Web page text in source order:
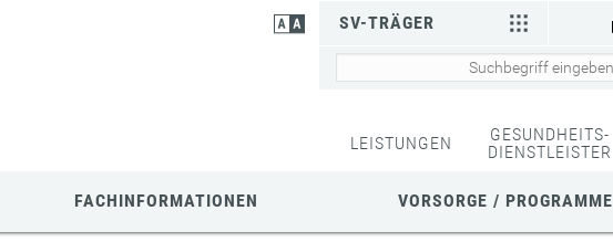
SV-TRÄGER
LEISTUNGEN
GESUNDHEITS-
DIENSTLEISTER
FACHINFORMATIONEN VORSORGE / PROGRAMME